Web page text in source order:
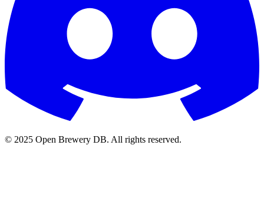
© 2025 Open Brewery DB. All rights reserved.